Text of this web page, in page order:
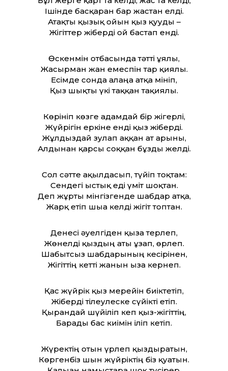
Ішінде басқарған бар жастан елді.
Атақты қызық ойын қыз қууды –
Жігіттер жіберді ғой бастап енді.
Өскенмін отбасында тәтті ұялы,
Жасырман жан емеспін тар қиялы.
Есімде сонда алаңға атқа мініп,
Қыз шықты үкі таққан тақиялы.
Көрініп көзге адамдай бір жігерлі,
Жүйрігін еркіне енді қыз жіберді.
Жұлдыздай зулап аққан ат арыны,
Алдынан қарсы соққан бұзды желді.
Сол сәтте ақылдасып, түйіп тоқтам:
Сендегі ыстық еді үміт шоқтан.
Деп жұрты мінгізгенде шабдар атқа,
Жарқ етіп шыға келді жігіт топтан.
Денесі әуелгіден қыза терлеп,
Жөнелді қыздың аты ұзап, өрлеп.
Шабытсыз шабдарының кесірінен,
Жігіттің кетті жанын ыза кернеп.
Қас жүйрік қыз мерейін биіктетіп,
Жіберді тілеулеске сүйікті етіп.
Қырандай шүйіліп кеп қыз-жігіттің,
Барады бас киімін іліп кетіп.
Жүректің отын үрлеп қыздыратын,
Көргенбіз шын жүйріктің біз қуатын.